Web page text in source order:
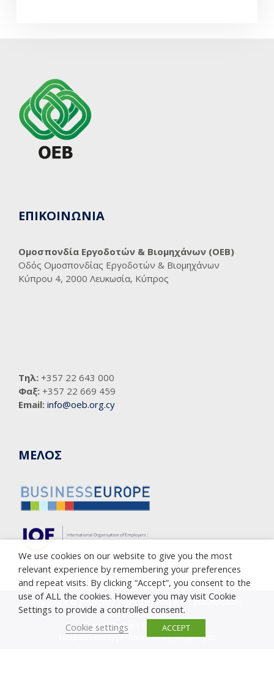
ΕΠΙΚΟΙΝΩΝΙΑ
Ομοσπονδία Εργοδοτών & Βιομηχάνων (ΟΕΒ)
Οδός Ομοσπονδίας Εργοδοτών & Βιομηχάνων
Κύπρου 4, 2000 Λευκωσία, Κύπρος
Τηλ: +357 22 643 000
Φαξ: +357 22 669 459
Email: info@oeb.org.cy
ΜΕΛΟΣ
Copyright © 2005-2023 Cyprus Employers & Industrialists
Federation (OEB)
Privacy Policy
Cookie Policy
Υποβολή καταγγελίας κατά της διαφθοράς
We use cookies on our website to give you the most
relevant experience by remembering your preferences
and repeat visits. By clicking “Accept”, you consent to the
use of ALL the cookies. However you may visit Cookie
Settings to provide a controlled consent.
Cookie settings
ACCEPT